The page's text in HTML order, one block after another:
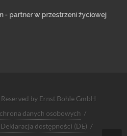
- partner w przestrzeni życiowej
by Ernst Bohle GmbH
danych osobowych /
Deklaracja dostępności (DE) /